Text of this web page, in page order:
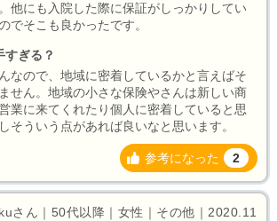
他にも入院した際に保証がしっかりしてい
でそこも良かったです。
すぎる？
なので、地域に密着しているかと言えばそ
せん。地域の小さな保険やさんは新しい商
業に来てくれたり個人に密着していると思
そういう点があれば良いなと思います。
参考になった 2
さん｜50代以降｜女性｜その他｜2020.11